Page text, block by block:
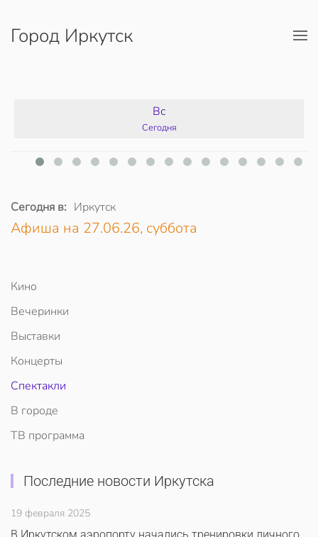
Перейти к содержимому
Город Иркутск
Вс
Сегодня
Сегодня в: Иркутск
Афиша на 27.06.26, суббота
Кино
Вечеринки
Выставки
Концерты
Спектакли
В городе
ТВ программа
Последние новости Иркутска
19 февраля 2025